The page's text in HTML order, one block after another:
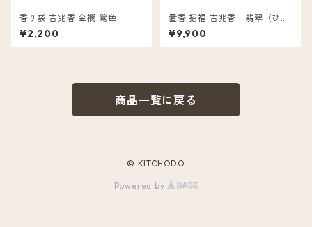
香り袋 吉兆香 金襴 鶯色
¥2,200
置香 招福 吉兆香 翡翠（ひす
い）
¥9,900
商品一覧に戻る
© KITCHODO
Powered by